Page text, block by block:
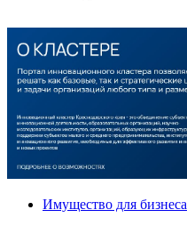
Имущество для бизнеса